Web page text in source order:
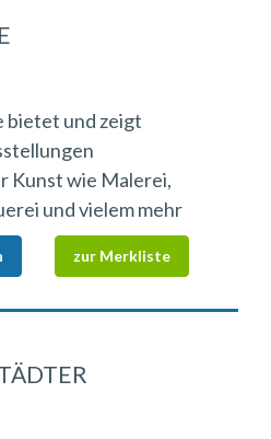
bietet und zeigt
Kunst wie Malerei,
und vielem mehr
zur Merkliste